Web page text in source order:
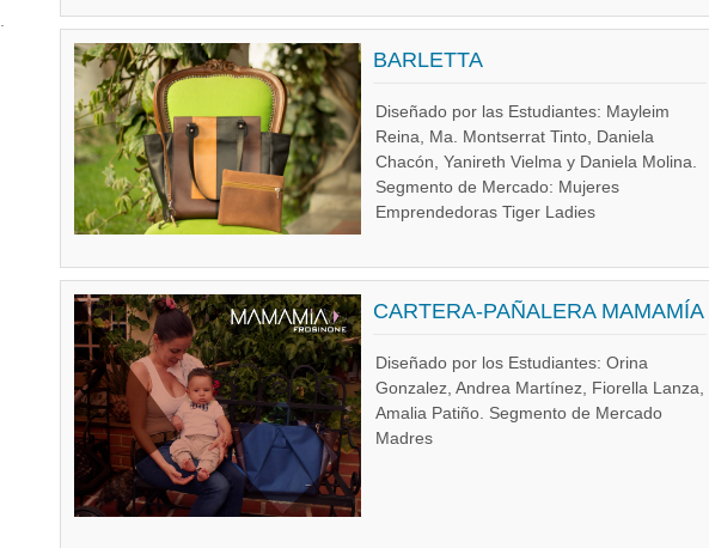
BARLETTA
Diseñado por las Estudiantes: Mayleim
Reina, Ma. Montserrat Tinto, Daniela
Chacón, Yanireth Vielma y Daniela Molina.
Segmento de Mercado: Mujeres
Emprendedoras Tiger Ladies
CARTERA-PAÑALERA MAMAMÍA
Diseñado por los Estudiantes: Orina
Gonzalez, Andrea Martínez, Fiorella Lanza,
Amalia Patiño. Segmento de Mercado
Madres